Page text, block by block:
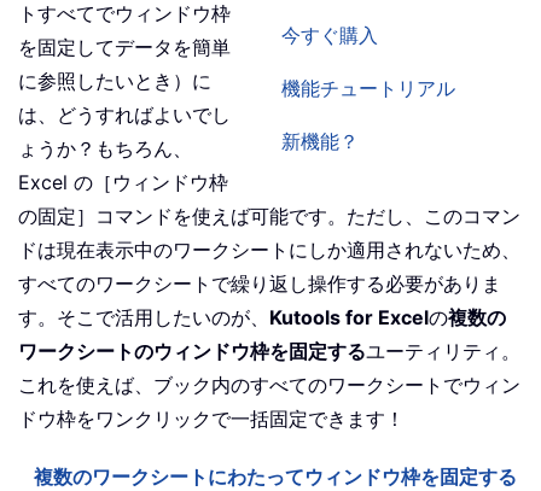
今すぐ購入
機能チュートリアル
新機能？
トすべてでウィンドウ枠
を固定してデータを簡単
に参照したいとき）に
は、どうすればよいでし
ょうか？もちろん、
Excel の［ウィンドウ枠
の固定］コマンドを使えば可能です。ただし、このコマン
ドは現在表示中のワークシートにしか適用されないため、
すべてのワークシートで繰り返し操作する必要がありま
す。そこで活用したいのが、 Kutools for Excelの複数の
ワークシートのウィンドウ枠を固定するユーティリティ。
これを使えば、ブック内のすべてのワークシートでウィン
ドウ枠をワンクリックで一括固定できます！
複数のワークシートにわたってウィンドウ枠を固定する